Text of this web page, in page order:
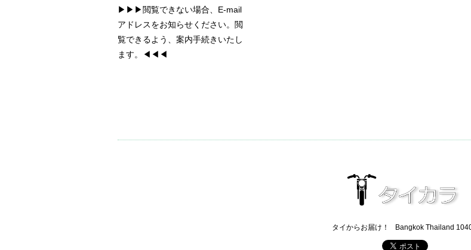
▶▶▶閲覧できない場合、E-mail
アドレスをお知らせください。閲
覧できるよう、案内手続きいたし
ます。◀◀◀
タイからお届け！ Bangkok Thailand